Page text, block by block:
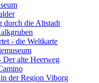
durch die Altstadt
- die Weltkarte
alte Heerweg
der Region Viborg